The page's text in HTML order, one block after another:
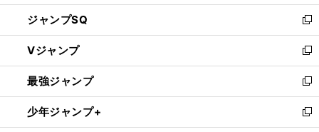
し
い
ウ
ィ
ン
ド
ウ
で
開
ジャンプSQ
新
し
い
ウ
ィ
ン
ド
ウ
Vジャンプ
新
し
い
ウ
ィ
ン
最強ジャンプ
新
し
い
ウ
少年ジャンプ+
新